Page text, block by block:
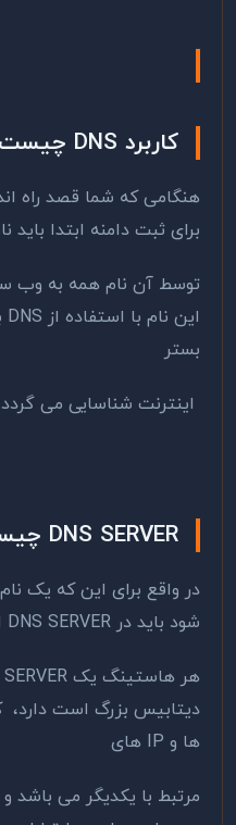
کاربرد DNS چیست؟
هنگامی که شما قصد راه
برای ثبت دامنه ابتدا
توسط آن نام همه به وب
بستر
اینترنت شناسایی می
DNS SERVER چیست؟
شود باید در DNS SERVER ادد شده باشد.
دیتابیس بزرگ است دارد،
ها و IP های
مرتبط با یکدیگر می باشد